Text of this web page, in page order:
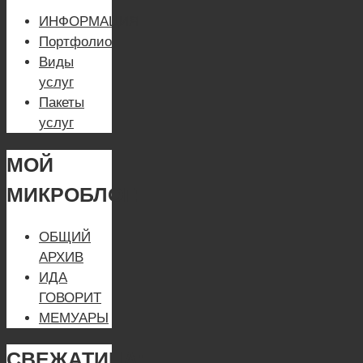
ИНФОРМАЦИЯ
Портфолио
Виды
услуг
Пакеты
услуг
МОЙ
МИКРОБЛОГ:
ОБЩИЙ
АРХИВ
ИДА
ГОВОРИТ
МЕМУАРЫ